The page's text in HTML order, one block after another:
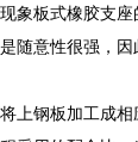
象板式橡胶支
随意性很强，
上钢板加工成